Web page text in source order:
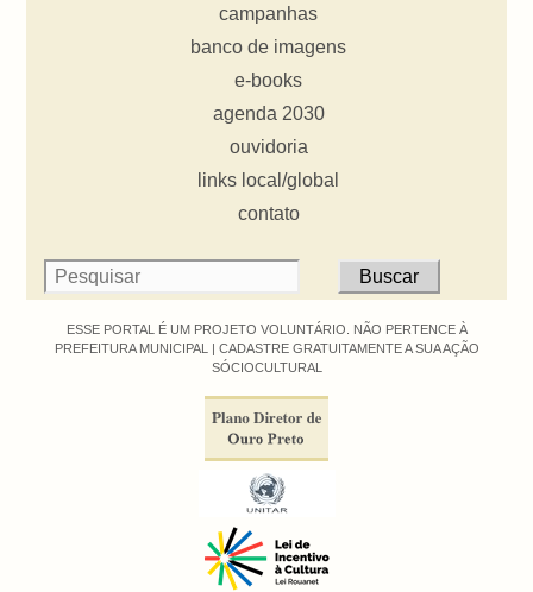
campanhas
banco de imagens
e-books
agenda 2030
ouvidoria
links local/global
contato
ESSE PORTAL É UM PROJETO VOLUNTÁRIO. NÃO PERTENCE À
PREFEITURA MUNICIPAL | CADASTRE GRATUITAMENTE A SUA AÇÃO
SÓCIOCULTURAL